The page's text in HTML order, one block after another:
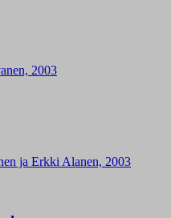
2003
ja Erkki Alanen, 2003